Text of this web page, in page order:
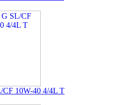
10W-40 4/4L T